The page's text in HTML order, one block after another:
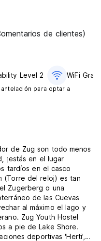
de clientes)
Level 2 WiFi
para optar a
de Zug son todo menos
¡estás en el lugar
tardíos en el casco
(Torre del reloj) es tan
Zugerberg o una
de las Cuevas
al máximo el lago y
Zug Youth Hostel
a pie de Lake Shore.
deportivas 'Herti',